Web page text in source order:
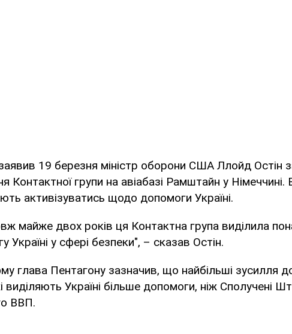
19 березня міністр оборони США Ллойд Остін
Контактної групи на авіабазі Рамштайн у
активізуватись щодо допомоги Україні.
майже двох років ця Контактна група виділила
Україні у сфері безпеки", – сказав Остін.
глава Пентагону зазначив, що найбільші зусилля
виділяють Україні більше допомоги, ніж Сполучені
ВВП.